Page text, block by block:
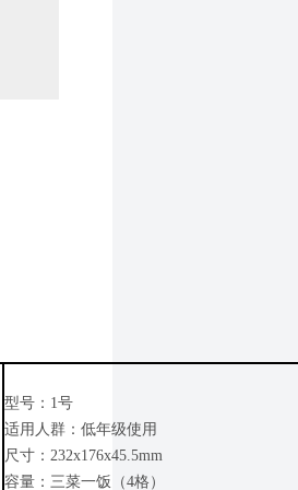
型号：1号
适用人群：低年级使用
尺寸：232x176x45.5mm
容量：三菜一饭（4格）